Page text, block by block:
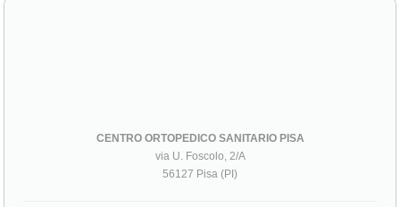
CENTRO ORTOPEDICO SANITARIO PISA
via U. Foscolo, 2/A
56127 Pisa (PI)